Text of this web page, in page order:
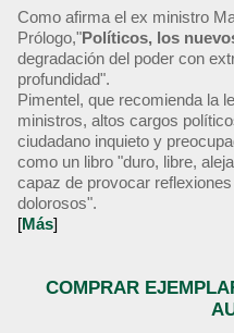
Como afirma el ex ministro
Prólogo,"Políticos, los
degradación del poder con
profundidad".
Pimentel, que recomienda la
ministros, altos cargos
ciudadano inquieto y
como un libro "duro, libre,
capaz de provocar
dolorosos".
[Más]
COMPRAR